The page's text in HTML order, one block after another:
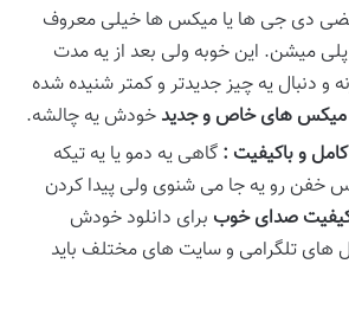
دی جی ها یا میکس ها خیلی معروف
میشن. این خوبه ولی بعد از یه مدت
و دنبال یه چیز جدیدتر و کمتر شنیده شده
میکس های خاص و جدید خودش یه چالشه.
و باکیفیت : گاهی یه دمو یا یه تیکه
خفن رو یه جا می شنوی ولی پیدا کردن
صدای خوب برای دانلود خودش
های تلگرامی و سایت های مختلف باید